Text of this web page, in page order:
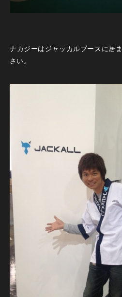
ナカジーはジャッカルブースに居
さい。